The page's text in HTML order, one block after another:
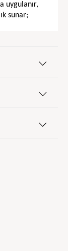
uygulanır,
sunar;